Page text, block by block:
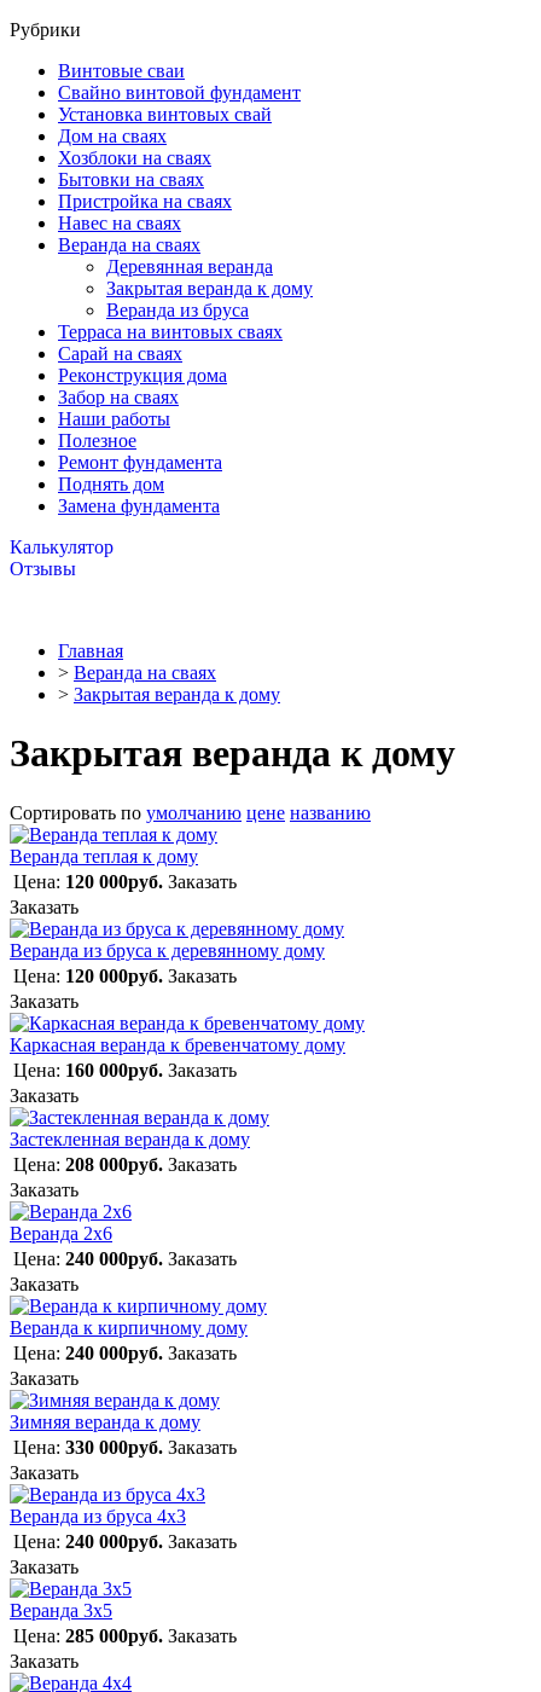
Рубрики
Винтовые сваи
Свайно винтовой фундамент
Установка винтовых свай
Дом на сваях
Хозблоки на сваях
Бытовки на сваях
Пристройка на сваях
Навес на сваях
Веранда на сваях
Деревянная веранда
Закрытая веранда к дому
Веранда из бруса
Терраса на винтовых сваях
Cарай на сваях
Реконструкция дома
Забор на сваях
Наши работы
Полезное
Ремонт фундамента
Поднять дом
Замена фундамента
Калькулятор
Отзывы
Главная
> Веранда на сваях
> Закрытая веранда к дому
Закрытая веранда к дому
Сортировать по умолчанию цене названию
Веранда теплая к дому
Цена: 120 000руб. Заказать
Заказать
Веранда из бруса к деревянному дому
Цена: 120 000руб. Заказать
Заказать
Каркасная веранда к бревенчатому дому
Цена: 160 000руб. Заказать
Заказать
Застекленная веранда к дому
Цена: 208 000руб. Заказать
Заказать
Веранда 2х6
Цена: 240 000руб. Заказать
Заказать
Веранда к кирпичному дому
Цена: 240 000руб. Заказать
Заказать
Зимняя веранда к дому
Цена: 330 000руб. Заказать
Заказать
Веранда из бруса 4х3
Цена: 240 000руб. Заказать
Заказать
Веранда 3х5
Цена: 285 000руб. Заказать
Заказать